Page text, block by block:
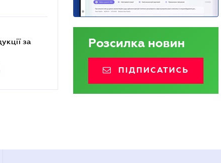
Розсилка новин
ПІДПИСАТИСЬ